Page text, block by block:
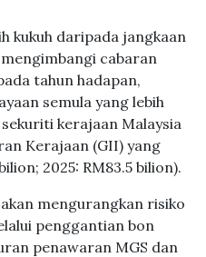
kukuh daripada jangkaan
cabaran
tahun hadapan,
semula yang lebih
kerajaan Malaysia
Kerajaan (GII) yang
2025: RM83.5 bilion).
mengurangkan risiko
penggantian bon
penawaran MGS dan